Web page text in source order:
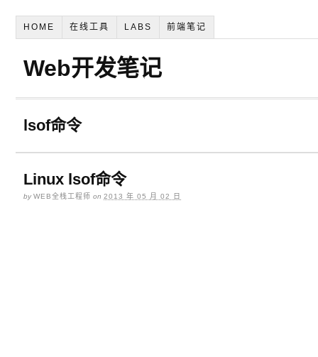
HOME 在线工具 LABS 前端笔记
Web开发笔记
lsof命令
Linux lsof命令
byWEB全栈工程师 on 2013 年 05 月 02 日